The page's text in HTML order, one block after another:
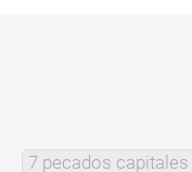
7 pecados capitales